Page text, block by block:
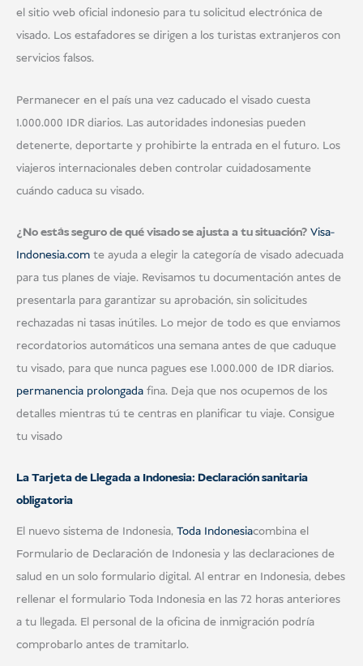
el sitio web oficial indonesio para tu solicitud electrónica de
visado. Los estafadores se dirigen a los turistas extranjeros con
servicios falsos.
Permanecer en el país una vez caducado el visado cuesta
1.000.000 IDR diarios. Las autoridades indonesias pueden
detenerte, deportarte y prohibirte la entrada en el futuro. Los
viajeros internacionales deben controlar cuidadosamente
cuándo caduca su visado.
¿No estás seguro de qué visado se ajusta a tu situación? Visa-
Indonesia.com te ayuda a elegir la categoría de visado adecuada
para tus planes de viaje. Revisamos tu documentación antes de
presentarla para garantizar su aprobación, sin solicitudes
rechazadas ni tasas inútiles. Lo mejor de todo es que enviamos
recordatorios automáticos una semana antes de que caduque
tu visado, para que nunca pagues ese 1.000.000 de IDR diarios.
permanencia prolongada fina. Deja que nos ocupemos de los
detalles mientras tú te centras en planificar tu viaje. Consigue
tu visado
La Tarjeta de Llegada a Indonesia: Declaración sanitaria
obligatoria
El nuevo sistema de Indonesia, Toda Indonesiacombina el
Formulario de Declaración de Indonesia y las declaraciones de
salud en un solo formulario digital. Al entrar en Indonesia, debes
rellenar el formulario Toda Indonesia en las 72 horas anteriores
a tu llegada. El personal de la oficina de inmigración podría
comprobarlo antes de tramitarlo.